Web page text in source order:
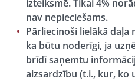
izteiksmē. Tikai 4%
nav nepieciešams.
Pārliecinoši lielākā daļa
ka būtu noderīgi, ja
brīdī saņemtu
aizsardzību (t.i., kur, ko